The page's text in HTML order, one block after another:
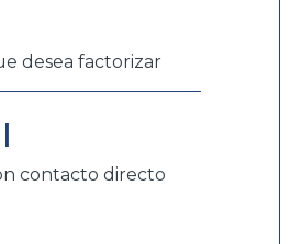
desea factorizar
contacto directo